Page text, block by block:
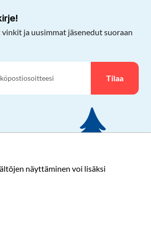
näyttäminen voi lisäksi
ja uusimmat jäsenedut suoraan
Tilaa